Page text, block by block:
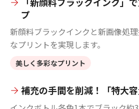
プ
新顔料ブラックインクと新画像処
なプリントを実現します。
美しく多彩なプリント
補充の手間を削減！「特大容